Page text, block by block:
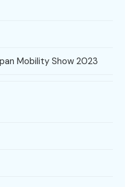
Mobility Show 2023